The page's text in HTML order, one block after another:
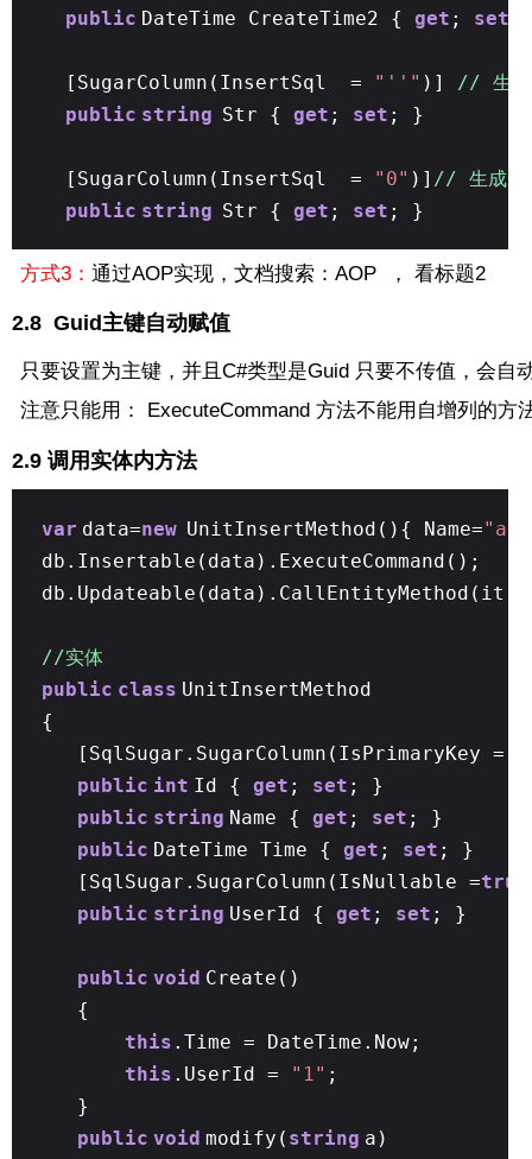
public DateTime CreateTime2 { get ; set
[SugarColumn(InsertSql = "''" )] // 生
public string Str { get ; set ; }
[SugarColumn(InsertSql = "0" )] // 生成
public string Str { get ; set ; }
方式3： 通过AOP实现，文档搜索：AOP ， 看标题2
2.8 Guid主键自动赋值
只要设置为主键，并且C#类型是Guid 只要不传值，会自
注意只能用： ExecuteCommand 方法不能用自增列的方
2.9 调用实体内方法
var data=new UnitInsertMethod(){ Name="a"
db.Insertable(data).ExecuteCommand();
db.Updateable(data).CallEntityMethod(it
//实体
public class UnitInsertMethod
{
[SqlSugar.SugarColumn(IsPrimaryKey =
public int Id { get ; set ; }
public string Name { get ; set ; }
public DateTime Time { get ; set ; }
[SqlSugar.SugarColumn(IsNullable =true
public string UserId { get ; set ; }
public void Create()
{
this .Time = DateTime.Now;
this .UserId = "1" ;
}
public void modify( string a)